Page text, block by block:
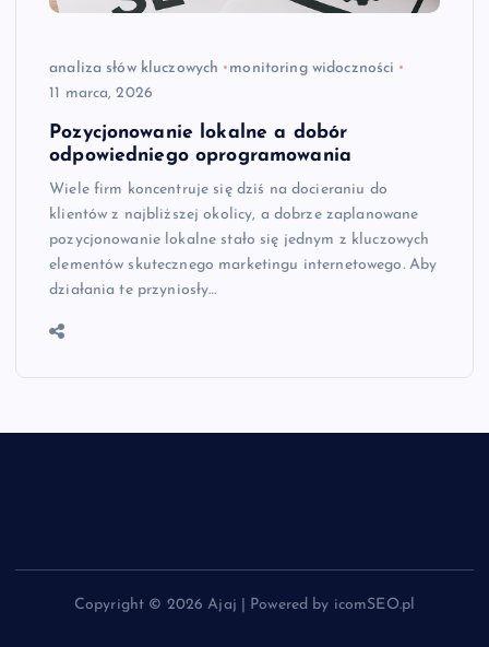
analiza słów kluczowych
monitoring widoczności
11 marca, 2026
Pozycjonowanie lokalne a dobór
odpowiedniego oprogramowania
Wiele firm koncentruje się dziś na docieraniu do
klientów z najbliższej okolicy, a dobrze zaplanowane
pozycjonowanie lokalne stało się jednym z kluczowych
elementów skutecznego marketingu internetowego. Aby
działania te przyniosły…
Copyright © 2026 Ajaj | Powered by icomSEO.pl